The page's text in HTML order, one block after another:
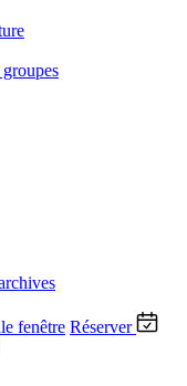
fenêtre Réserver